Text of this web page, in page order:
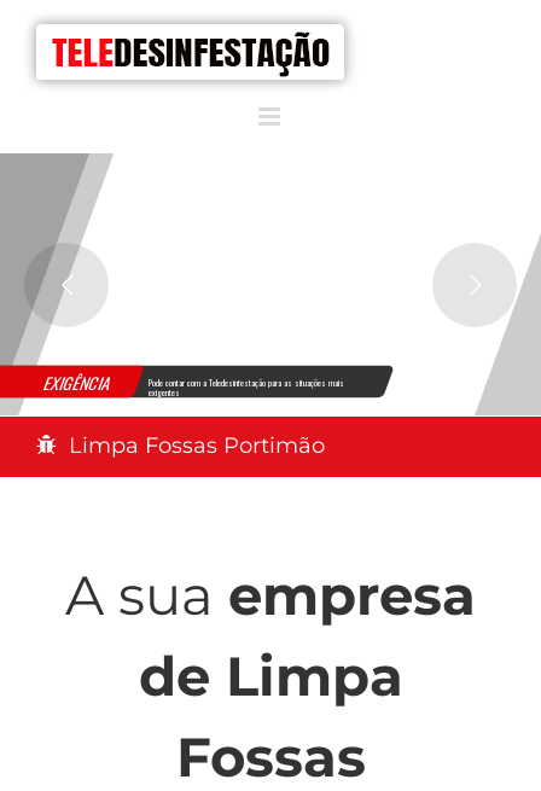
EXIGÊNCIA
Pode contar com a Teledesinfestação para as situações mais
exigentes
Limpa Fossas Portimão
A sua empresa
de Limpa
Fossas